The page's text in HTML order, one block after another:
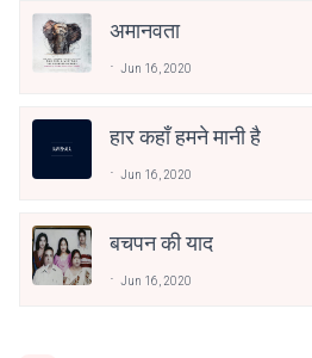
अमानवता
Jun 16, 2020
हार कहाँ हमने मानी है
Jun 16, 2020
बचपन की याद
Jun 16, 2020